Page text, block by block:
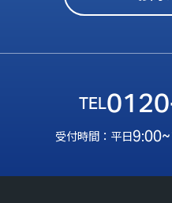
受付時間：平日